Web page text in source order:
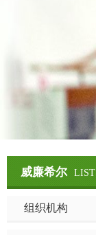
威廉希尔
组织机构